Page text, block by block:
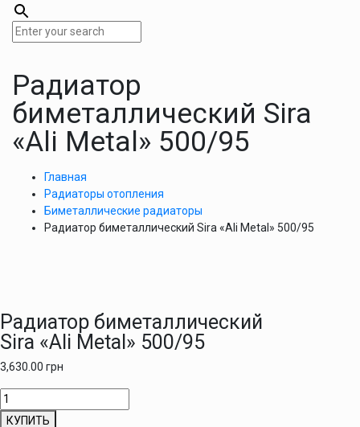
Радиатор
биметаллический Sira
«Ali Metal» 500/95
Главная
Радиаторы отопления
Биметаллические радиаторы
Радиатор биметаллический Sira «Ali Metal» 500/95
Радиатор биметаллический
Sira «Ali Metal» 500/95
3,630.00 грн
Количество
товара
КУПИТЬ